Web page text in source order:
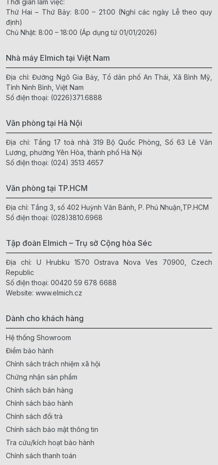
Thời gian làm việc:
Thứ Hai – Thứ Bảy: 8:00 – 21:00 (Nghỉ các ngày Lễ theo quy
định)
Chủ Nhật: 8:00 – 18:00 (Áp dụng từ 01/01/2026)
Nhà máy Elmich tại Việt Nam
Địa chỉ: Đường Ngô Gia Bảy, Tổ dân phố An Thái, Xã Bình Mỹ,
Tỉnh Ninh Bình, Việt Nam
Số điện thoại: (0226)371.6888
Văn phòng tại Hà Nội
Địa chỉ: Tầng 17 toà nhà 319 Bộ Quốc Phòng, Số 63 Lê Văn
Lương, phường Yên Hòa, thành phố Hà Nội
Số điện thoại: (024) 3513 4657
Văn phòng tại TP.HCM
Địa chỉ: Tầng 3, số 402 Huỳnh Văn Bánh, P. Phú Nhuận,TP.HCM
Số điện thoại: (028)3810.6968
Tập đoàn Elmich – Trụ sở Cộng hòa Séc
Địa chỉ: U Hrubku 1570 Ostrava Nova Ves 70900, Czech
Republic
Số điện thoại: 00420 59 678 6688
Website: www.elmich.cz
Dành cho khách hàng
Hệ thống Showroom
Điểm bảo hành
Chính sách trách nhiệm xã hội
Chứng nhận sản phẩm
Chính sách bán hàng
Chính sách bảo hành
Chính sách đổi trả
Chính sách bảo mật thông tin
Tra cứu/kích hoạt bảo hành
Chính sách thanh toán